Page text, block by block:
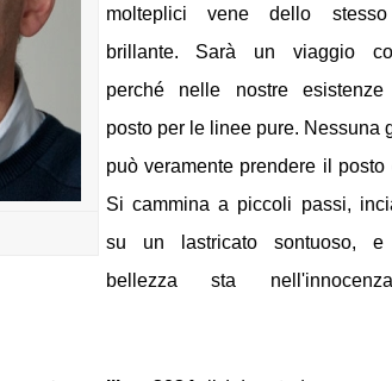
molteplici vene dello
brillante. Sarà un viaggio
perché nelle nostre
posto per le linee pure. Nessuna
può veramente prendere il posto
Si cammina a piccoli passi,
su un lastricato sontuoso,
bellezza sta